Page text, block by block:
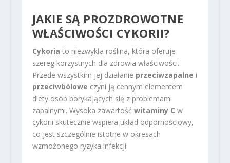
JAKIE SĄ PROZDROWOTNE
WŁAŚCIWOŚCI CYKORII?
Cykoria to niezwykła roślina, która oferuje
szereg korzystnych dla zdrowia właściwości.
Przede wszystkim jej działanie przeciwzapalne i
przeciwbólowe czyni ją cennym elementem
diety osób borykających się z problemami
zapalnymi. Wysoka zawartość witaminy C w
cykorii skutecznie wspiera układ odpornościowy,
co jest szczególnie istotne w okresach
wzmożonego ryzyka infekcji.